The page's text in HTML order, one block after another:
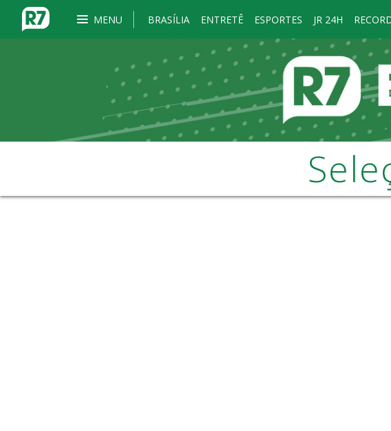
MENU BRASÍLIA ENTRETÊ ESPORTES JR 24H